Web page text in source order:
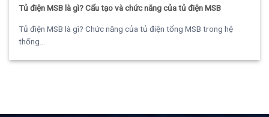
Tủ điện MSB là gì? Cấu tạo và chức năng của tủ điện MSB
Tủ điện MSB là gì? Chức năng của tủ điện tổng MSB trong hệ
thống...